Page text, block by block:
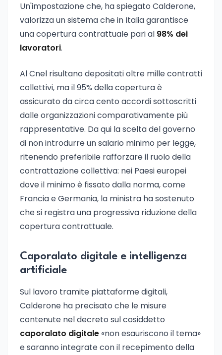
Un'impostazione che, ha spiegato Calderone,
valorizza un sistema che in Italia garantisce
una copertura contrattuale pari al 98% dei
lavoratori.
Al Cnel risultano depositati oltre mille contratti
collettivi, ma il 95% della copertura è
assicurato da circa cento accordi sottoscritti
dalle organizzazioni comparativamente più
rappresentative. Da qui la scelta del governo
di non introdurre un salario minimo per legge,
ritenendo preferibile rafforzare il ruolo della
contrattazione collettiva: nei Paesi europei
dove il minimo è fissato dalla norma, come
Francia e Germania, la ministra ha sostenuto
che si registra una progressiva riduzione della
copertura contrattuale.
Caporalato digitale e intelligenza
artificiale
Sul lavoro tramite piattaforme digitali,
Calderone ha precisato che le misure
contenute nel decreto sul cosiddetto
caporalato digitale «non esauriscono il tema»
e saranno integrate con il recepimento della